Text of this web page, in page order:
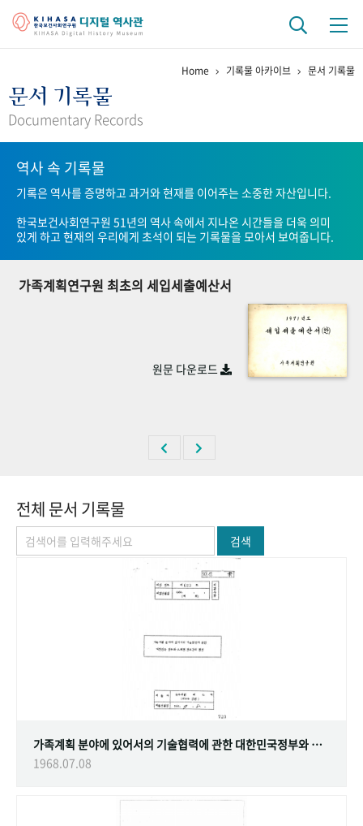
걸어온 길 기관 변천사
연구 역사
정책과 연구 키워드로 보는 연구 역사
연구자들
기록물 아카이브
사진 아카이브 문서 기록물 행정박물
숫자로 보는 50년 50+1주년 광장
Home 기록물 아카이브 문서 기록물
문서 기록물
Documentary Records
역사 속 기록물
기록은 역사를 증명하고 과거와 현재를 이어주는 소중한 자산입니다.
한국보건사회연구원 51년의 역사 속에서 지나온 시간들을 더욱 의미
있게 하고 현재의 우리에게 초석이 되는 기록물을 모아서 보여줍니다.
가족계획연구원 최초의 세입세출예산서
원문 다운로드
전체 문서 기록물
검색
가족계획 분야에 있어서의 기술협력에 관한 대한민국정부와 스웨덴 정부간의 협정
1968.07.08